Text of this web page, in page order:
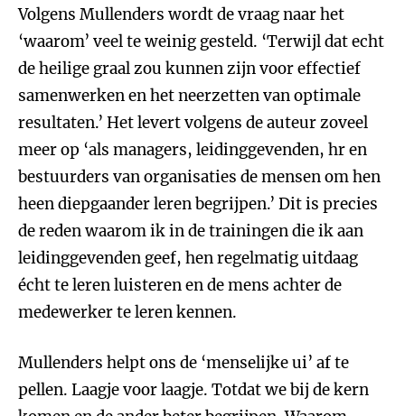
Volgens Mullenders wordt de vraag naar het
‘waarom’ veel te weinig gesteld. ‘Terwijl dat echt
de heilige graal zou kunnen zijn voor effectief
samenwerken en het neerzetten van optimale
resultaten.’ Het levert volgens de auteur zoveel
meer op ‘als managers, leidinggevenden, hr en
bestuurders van organisaties de mensen om hen
heen diepgaander leren begrijpen.’ Dit is precies
de reden waarom ik in de trainingen die ik aan
leidinggevenden geef, hen regelmatig uitdaag
écht te leren luisteren en de mens achter de
medewerker te leren kennen.
Mullenders helpt ons de ‘menselijke ui’ af te
pellen. Laagje voor laagje. Totdat we bij de kern